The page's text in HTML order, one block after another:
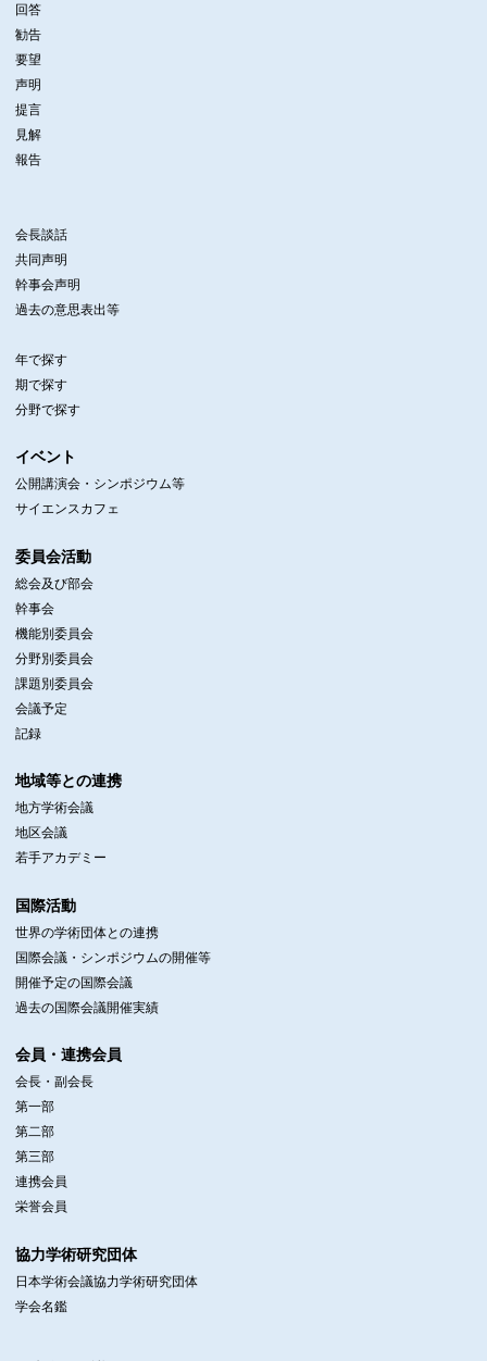
回答
勧告
要望
声明
提言
見解
報告
会長談話
共同声明
幹事会声明
過去の意思表出等
年で探す
期で探す
分野で探す
イベント
公開講演会・シンポジウム等
サイエンスカフェ
委員会活動
総会及び部会
幹事会
機能別委員会
分野別委員会
課題別委員会
会議予定
記録
地域等との連携
地方学術会議
地区会議
若手アカデミー
国際活動
世界の学術団体との連携
国際会議・シンポジウムの開催等
開催予定の国際会議
過去の国際会議開催実績
会員・連携会員
会長・副会長
第一部
第二部
第三部
連携会員
栄誉会員
協力学術研究団体
日本学術会議協力学術研究団体
学会名鑑